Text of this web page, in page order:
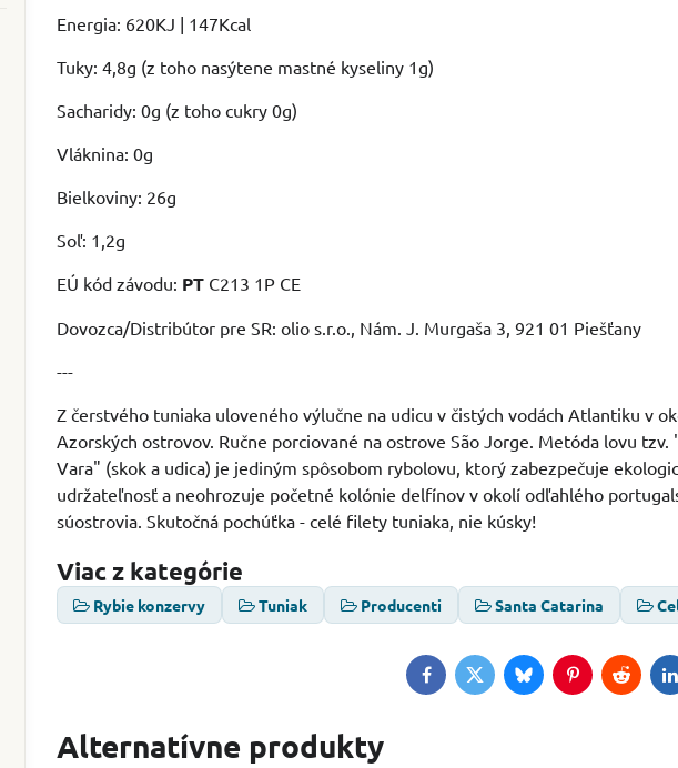
Energia: 620KJ | 147Kcal
Tuky: 4,8g (z toho nasýtene mastné kyseliny 1g)
Sacharidy: 0g (z toho cukry 0g)
Vláknina: 0g
Bielkoviny: 26g
Soľ: 1,2g
EÚ kód závodu: PT C213 1P CE
Dovozca/Distribútor pre SR: olio s.r.o., Nám. J. Murgaša 3, 921 01 Piešťany
---
Z čerstvého tuniaka uloveného výlučne na udicu v čistých vodách Atlantiku v
Azorských ostrovov. Ručne porciované na ostrove São Jorge. Metóda lovu tzv.
Vara" (skok a udica) je jediným spôsobom rybolovu, ktorý zabezpečuje
udržateľnosť a neohrozuje početné kolónie delfínov v okolí odľahlého
súostrovia. Skutočná pochúťka - celé filety tuniaka, nie kúsky!
Viac z kategórie
Rybie konzervy Tuniak Producenti Santa Catarina
FacebookTwitterBlueskyPinterestReddit
Alternatívne produkty